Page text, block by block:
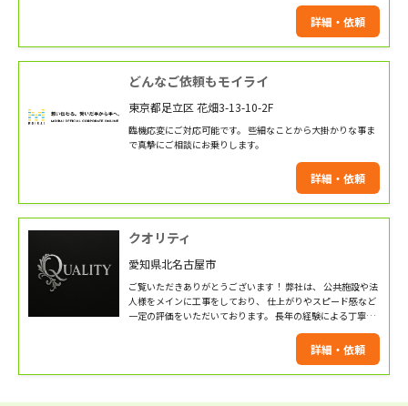
詳細・依頼
どんなご依頼もモイライ
東京都足立区 花畑3-13-10-2F
臨機応変にご対応可能です。 些細なことから大掛かりな事ま
で真摯にご相談にお乗りします。
詳細・依頼
クオリティ
愛知県北名古屋市
ご覧いただきありがとうございます！ 弊社は、 公共施設や法
人様をメインに工事をしており、 仕上がりやスピード感など
一定の評価をいただいております。 長年の経験による丁寧な
詳細・依頼